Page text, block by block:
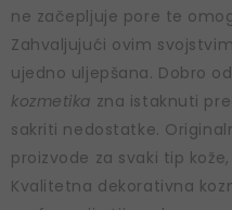
ne začepljuje pore te
Zahvaljujući ovim
ujedno uljepšana. Dobro
kozmetika zna istaknuti
sakriti nedostatke.
proizvode za svaki tip
Kvalitetna dekorativna